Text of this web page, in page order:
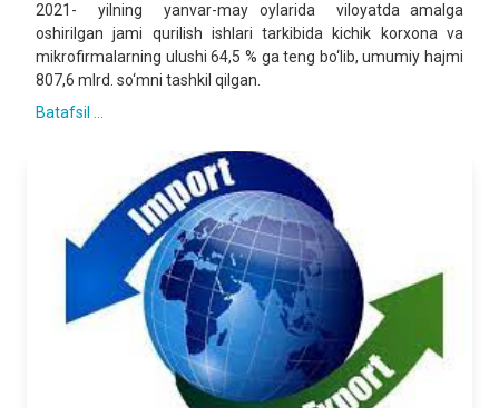
2021- yilning yanvar-may oylarida viloyatda amalga
oshirilgan jami qurilish ishlari tarkibida kichik korxona va
mikrofirmalarning ulushi 64,5 % ga teng bo‘lib, umumiy hajmi
807,6 mlrd. so‘mni tashkil qilgan.
Batafsil ...